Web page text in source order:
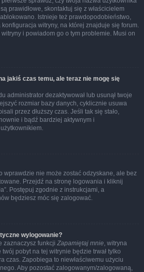
prawidłowe, skontaktuj się z właścicielem
Istnieje też prawdopodobieństwo,
witryny, na której znajduje się forum.
i powiadom go o tym problemie. Musi on
jakiś czas temu, ale teraz nie mogę się
administrator dezaktywował lub usunął twoje
rozmiar bazy danych, cyklicznie usuwa
przez dłuższy czas. Jeśli tak się stało,
i bądź bardziej aktywnym i
wprawdzie nie może zostać odzyskane, ale bez
Przejdź na stronę logowania i kliknij
Postępuj zgodnie z instrukcjami, a
będziesz móc się zalogować.
wylogowanie?
zaznaczysz funkcji Zapamiętaj mnie, witryna
pobyt na tej witrynie będzie trwał tylko
czas. Zapobiega to niewłaściwemu użyciu
Aby pozostać zalogowanym/zalogowaną,